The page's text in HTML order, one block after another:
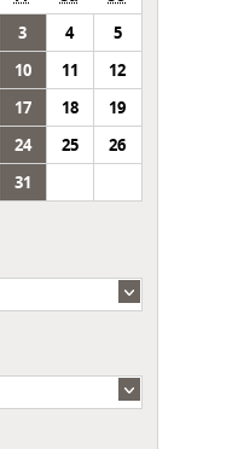
3 4
5
10 11
12
17 18
19
24 25
26
31